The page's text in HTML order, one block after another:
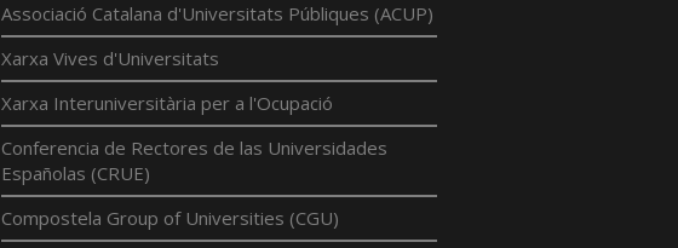
Associació Catalana d'Universitats Públiques (ACUP)
Xarxa Vives d'Universitats
Xarxa Interuniversitària per a l'Ocupació
Conferencia de Rectores de las Universidades
Españolas (CRUE)
Compostela Group of Universities (CGU)